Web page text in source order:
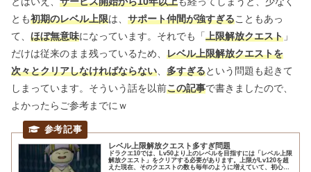
とも初期のレベル上限は、 サポート仲間が強すぎることもあっ
て、 ほぼ無意味になっています。それでも「上限解放クエスト 」
だけは従来のまま残っているため、 レベル上限解放クエストを
次々とクリアしなければならない、 多すぎるという問題も起きて
しまっています。そういう話を以前この記事で書きましたので、
よかったらご参考までにｗ
レベル上限解放クエスト多すぎ問題
ドラクエ10では、Lv50より上のレベルを目指すには「レベル上限
解放クエスト」をクリアする必要があります。上限がLv120を超
えた現在、そのクエストの数も毎年のように増えていて、初心者